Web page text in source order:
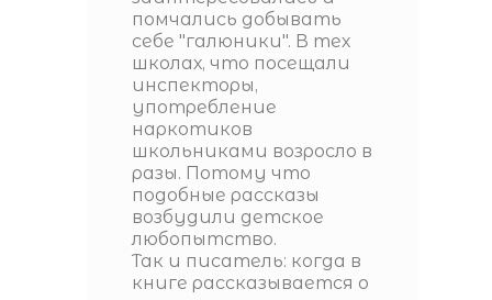
помчались добывать
себе "галюники". В тех
школах, что посещали
инспекторы,
употребление
наркотиков
школьниками возросло в
разы. Потому что
подобные рассказы
возбудили детское
любопытство.
Так и писатель: когда в
книге рассказывается о